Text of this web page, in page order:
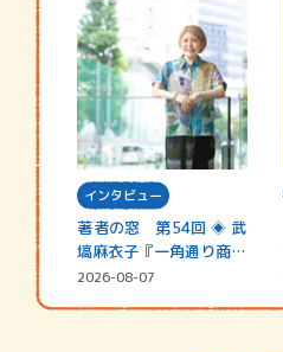
インタビュー
著者の窓 第54回 ◈ 武
塙麻衣子『一角通り商店
街の…
2026-08-07